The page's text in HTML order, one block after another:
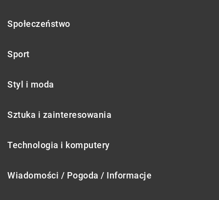
Społeczeństwo
Sport
Styl i moda
Sztuka i zainteresowania
Technologia i komputery
Wiadomości / Pogoda / Informacje